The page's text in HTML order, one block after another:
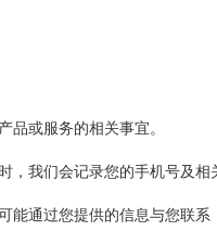
品或服务的相关事宜。
我们会记录您的手机号及相
能通过您提供的信息与您联